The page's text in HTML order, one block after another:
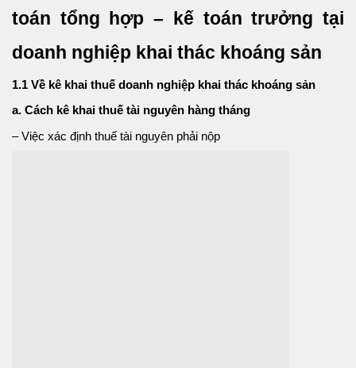
toán tổng hợp – kế toán trưởng tại
doanh nghiệp khai thác khoáng sản
1.1 Về kê khai thuế doanh nghiệp khai thác khoáng sản
a. Cách kê khai thuế tài nguyên hàng tháng
– Việc xác định thuế tài nguyên phải nộp